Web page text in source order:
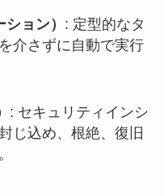
ョン） : 定型的なタ
介さずに自動で実行
: セキュリティインシ
じ込め、根絶、復旧